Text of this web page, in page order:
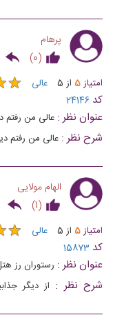
پرهام
(
0
)
امتیاز5 از 5 عالی ★
★
کد 24146
عنوان نظر : عالی من رفتم
شرح نظر : عالی من رفتم
الهام مولایی
(
1
)
امتیاز5 از 5 عالی ★
★
کد 15873
عنوان نظر : رستوران رز
شرح نظر : از دیگر
موسیقی زنده است که سهم